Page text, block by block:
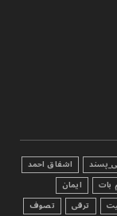
اشفاق احمد
بات
ایمان
ترقی
تصوف